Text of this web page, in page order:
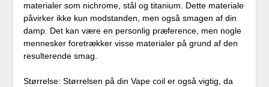
materialer som nichrome, stål og titanium. Dette materiale
påvirker ikke kun modstanden, men også smagen af ​​din
damp. Det kan være en personlig præference, men nogle
mennesker foretrækker visse materialer på grund af den
resulterende smag.
Størrelse: Størrelsen på din Vape coil er også vigtig, da